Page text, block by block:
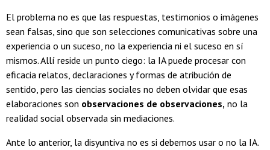
El problema no es que las respuestas, testimonios o imágenes
sean falsas, sino que son selecciones comunicativas sobre una
experiencia o un suceso, no la experiencia ni el suceso en sí
mismos. Allí reside un punto ciego: la IA puede procesar con
eficacia relatos, declaraciones y formas de atribución de
sentido, pero las ciencias sociales no deben olvidar que esas
elaboraciones son observaciones de observaciones, no la
realidad social observada sin mediaciones.
Ante lo anterior, la disyuntiva no es si debemos usar o no la IA.